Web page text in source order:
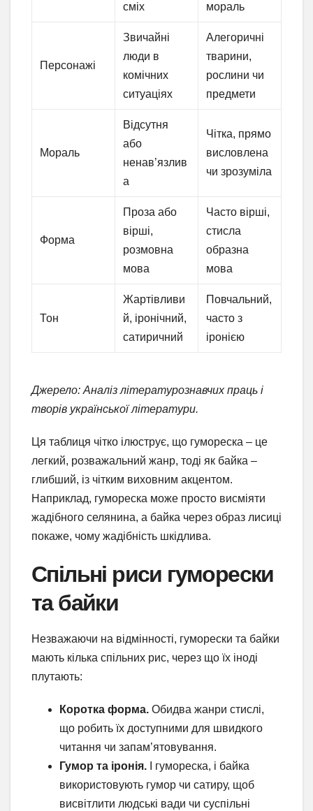
сміх
мораль
Персонажі
Звичайні
люди в
комічних
ситуаціях
Алегоричні
тварини,
рослини чи
предмети
Мораль
Відсутня
або
ненав’язлив
а
Чітка, прямо
висловлена
чи зрозуміла
Форма
Проза або
вірші,
розмовна
мова
Часто вірші,
стисла
образна
мова
Тон
Жартівливи
й, іронічний,
сатиричний
Повчальний,
часто з
іронією
Джерело: Аналіз літературознавчих праць і
творів української літератури.
Ця таблиця чітко ілюструє, що гумореска – це
легкий, розважальний жанр, тоді як байка –
глибший, із чітким виховним акцентом.
Наприклад, гумореска може просто висміяти
жадібного селянина, а байка через образ лисиці
покаже, чому жадібність шкідлива.
Спільні риси гуморески
та байки
Незважаючи на відмінності, гуморески та байки
мають кілька спільних рис, через що їх іноді
плутають:
Коротка форма. Обидва жанри стислі,
що робить їх доступними для швидкого
читання чи запам’ятовування.
Гумор та іронія. І гумореска, і байка
використовують гумор чи сатиру, щоб
висвітлити людські вади чи суспільні